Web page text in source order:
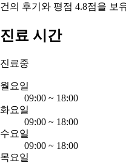
건의 후기와 평점 4.8점을 보
진료 시간
진료중
월요일
09:00 ~ 18:00
화요일
09:00 ~ 18:00
수요일
09:00 ~ 18:00
목요일